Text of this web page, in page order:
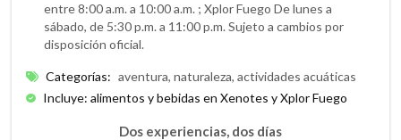
entre 8:00 a.m. a 10:00 a.m. ;Xplor Fuego De lunes a
sábado, de 5:30 p.m. a 11:00 p.m. Sujeto a cambios por
disposición oficial.
Categorías: aventura, naturaleza, actividades acuáticas
Incluye: alimentos y bebidas en Xenotes y Xplor Fuego
Dos experiencias, dos días